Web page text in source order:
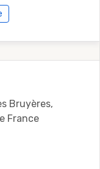
Bruyères,
France